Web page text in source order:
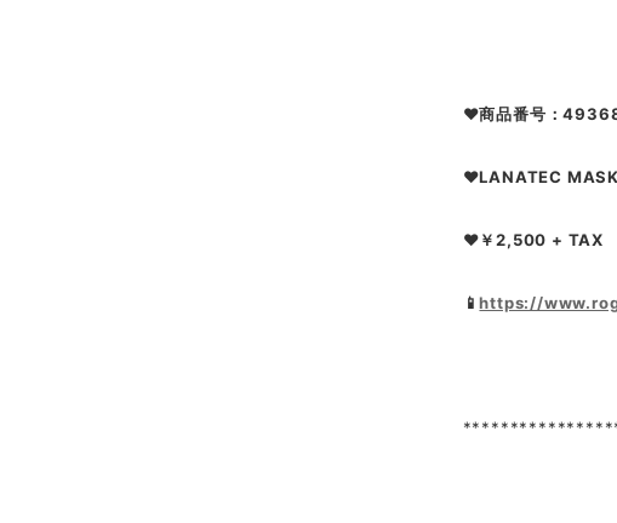
❤商品番号：
❤LANATEC MASK
❤￥2,500 + TAX
📱https://